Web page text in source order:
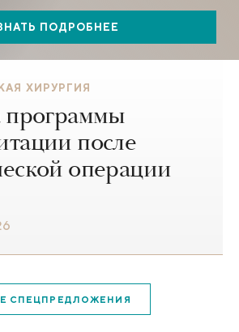
ПОДРОБНЕЕ
ХИРУРГИЯ
программы
после
операции
СПЕЦПРЕДЛОЖЕНИЯ